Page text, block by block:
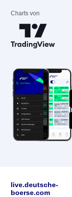
Charts von
live.deutsche-
boerse.com